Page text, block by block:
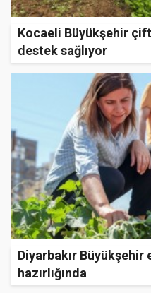
Kocaeli Büyükşehir
destek sağlıyor
Diyarbakır
hazırlığında